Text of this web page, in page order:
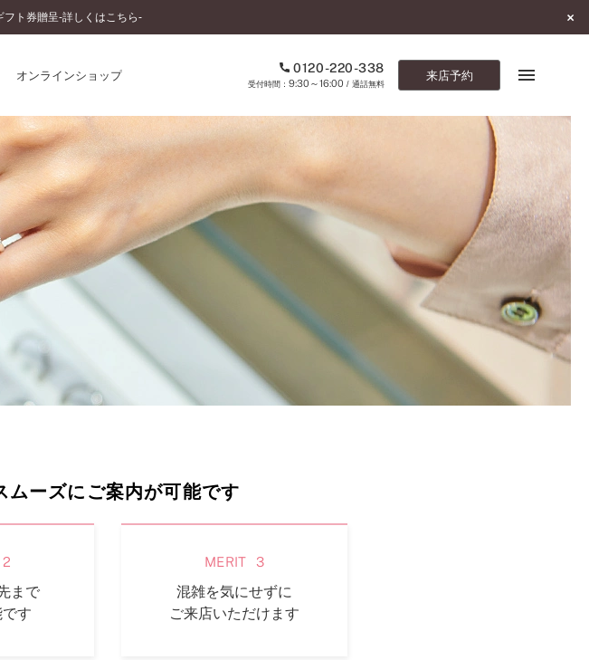
ト券贈呈-詳しくはこちら-
オンラインショップ 0120-220-338
9:30～16:00/ 通話無料
来店予約
約指輪とは
婚指輪とは
ットリングとは
タニティリングとは
ュース一覧
様の声
ョップブログ
くあるご質問
ブックマーク
ONLINE SHOP
ご来店予約
0120-220-338
（受付時間： ・通話無料）
お問い合わせ
ムーズにご案内が可能です
2
まで
す
MERIT
3
混雑を気にせずに
ご来店いただけます